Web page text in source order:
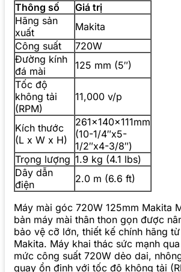
Thông số
Giá trị
Hãng sản
xuất
Makita
Công suất
720W
Đường kính
đá mài
125 mm (5″)
Tốc độ
không tải
(RPM)
11,000 v/p
Kích thước
(L x W x H)
261x140x111mm
(10-1/4″x5-
1/2″x4-3/8″)
Trọng lượng 1.9 kg (4.1 lbs)
Dây dẫn
điện
2.0 m (6.6 ft)
Máy mài góc 720W 125mm Makita
bản máy mài thân thon gọn được
bảo vệ cỡ lớn, thiết kế chính hãng
Makita. Máy khai thác sức mạnh
mức công suất 720W dẻo dai,
quay ổn định với tốc độ không tải